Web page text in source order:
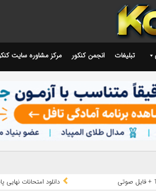
تبلیغات انجمن کنکور مرکز مشاوره سایت
دانلود امتحانات نهایی